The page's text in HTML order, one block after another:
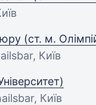
(ст. м.
Київ
Київ